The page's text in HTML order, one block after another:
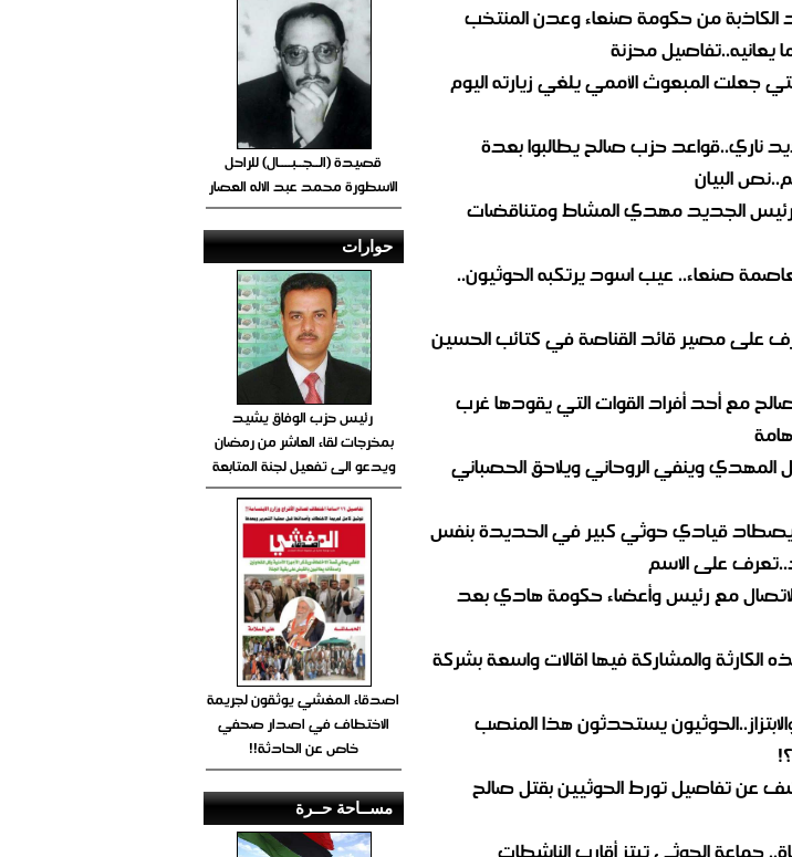
الكاذبة من حكومة صنعاء وعدن المنتخب
يعانيه..تفاصيل محزنة
جعلت المبعوث الأممي يلغي زيارته اليوم
ناري..قواعد حزب صالح يطالبوا بعدة
البيان
الجديد مهدي المشاط ومتناقضات
صنعاء.. عيب اسود يرتكبه الحوثيون..
على مصير قائد القناصة في كتائب الحسين
مع أحد أفراد القوات التي يقودها غرب
المهدي وينفي الروحاني ويلاحق الحصباني
قيادي حوثي كبير في الحديدة بنفس
على الاسم
مع رئيس وأعضاء حكومة هادي بعد
والمشاركة فيها اقالات واسعة بشركة
يستحدثون هذا المنصب
عن تفاصيل تورط الحوثيين بقتل صالح
قصيدة (الــجــبــــال) للراحل
الأسطورة محمد عبد الاله العصار
حوارات
رئيس حزب الوفاق يشيد
بمخرجات لقاء العاشر من رمضان
ويدعو الى تفعيل لجنة المتابعة
اصدقاء المغشي يوثقون لجريمة
الاختطاف في اصدار صحفي
خاص عن الحادثة!!
مســاحة حــرة